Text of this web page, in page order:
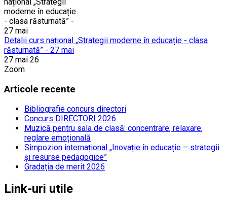
Detalii curs național „Strategii moderne în educație - clasa
răsturnată” - 27 mai
27 mai 26
Zoom
Articole recente
Bibliografie concurs directori
Concurs DIRECTORI 2026
Muzică pentru sala de clasă: concentrare, relaxare,
reglare emoțională
Simpozion internațional „Inovație în educație – strategii
și resurse pedagogice”
Gradația de merit 2026
Link-uri utile